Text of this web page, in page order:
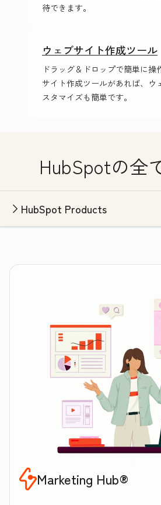
待できます。
ウェブサイト作成ツール
ドラッグ＆ドロップで簡単に操
サイト作成ツールがあれば、ウ
スタマイズも簡単です。
HubSpotの全
HubSpot Products
Marketing Hub®